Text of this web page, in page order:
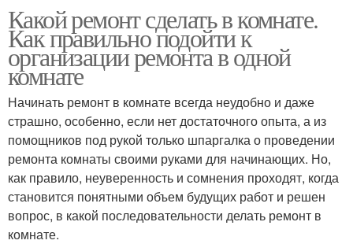
Какой ремонт сделать в комнате.
Как правильно подойти к
организации ремонта в одной
комнате
Начинать ремонт в комнате всегда неудобно и даже
страшно, особенно, если нет достаточного опыта, а из
помощников под рукой только шпаргалка о проведении
ремонта комнаты своими руками для начинающих. Но,
как правило, неуверенность и сомнения проходят, когда
становится понятными объем будущих работ и решен
вопрос, в какой последовательности делать ремонт в
комнате.